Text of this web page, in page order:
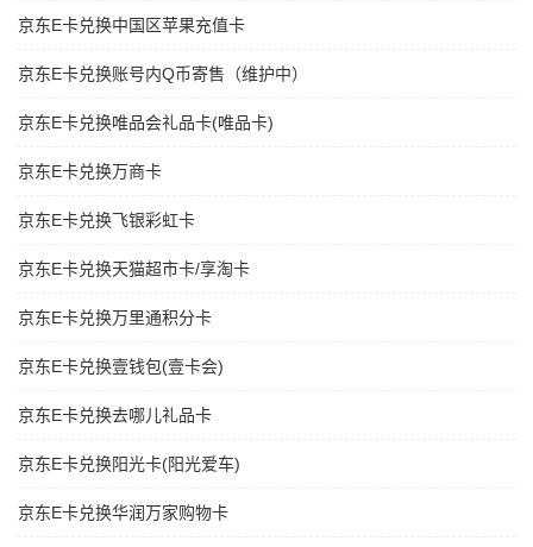
京东E卡兑换中国区苹果充值卡
京东E卡兑换账号内Q币寄售（维护中）
京东E卡兑换唯品会礼品卡(唯品卡)
京东E卡兑换万商卡
京东E卡兑换飞银彩虹卡
京东E卡兑换天猫超市卡/享淘卡
京东E卡兑换万里通积分卡
京东E卡兑换壹钱包(壹卡会)
京东E卡兑换去哪儿礼品卡
京东E卡兑换阳光卡(阳光爱车)
京东E卡兑换华润万家购物卡